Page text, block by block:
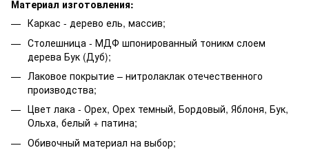
Материал изготовления:
Каркас - дерево ель, массив;
Столешница - МДФ шпонированный тоникм слоем
дерева Бук (Дуб);
Лаковое покрытие – нитролаклак отечественного
производства;
Цвет лака - Орех, Орех темный, Бордовый, Яблоня, Бук,
Ольха, белый + патина;
Обивочный материал на выбор;